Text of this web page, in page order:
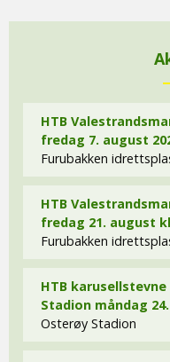
HTB
fredag 7. august
Furubakken
HTB
fredag 21. august
Furubakken
HTB
Stadion måndag
Osterøy Stadion